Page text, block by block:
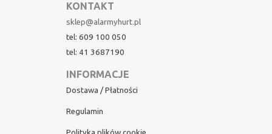
KONTAKT
sklep@alarmyhurt.pl
tel: 609 100 050
tel: 41 3687190
INFORMACJE
Dostawa / Płatności
Regulamin